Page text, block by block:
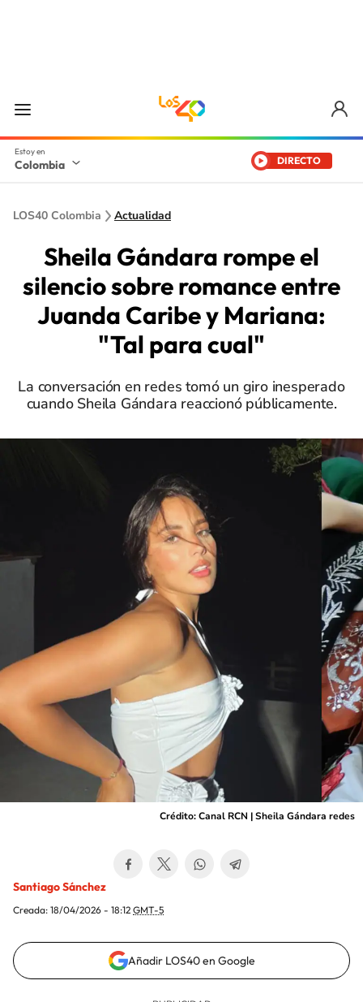
Colombia DIRECTO
LOS40 Colombia Actualidad
Sheila Gándara rompe el
silencio sobre romance entre
Juanda Caribe y Mariana:
"Tal para cual"
La conversación en redes tomó un giro inesperado
cuando Sheila Gándara reaccionó públicamente.
Crédito: Canal RCN | Sheila Gándara redes
Santiago Sánchez
Creada: 18/04/2026 - 18:12 GMT-5
Añadir LOS40 en Google